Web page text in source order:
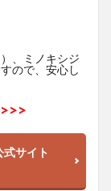
、ミノキシジ
ので、安心し
サイト